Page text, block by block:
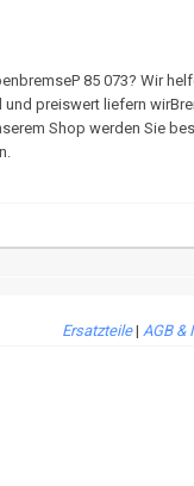
85 073? Wir
preiswert liefern
Shop werden Sie
Ersatzteile| AGB &